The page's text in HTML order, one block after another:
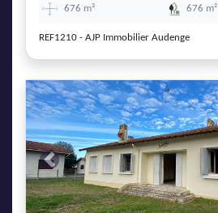
676 m² 676 m²
REF1210 - AJP Immobilier Audenge
Previous